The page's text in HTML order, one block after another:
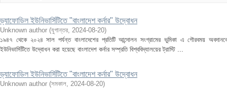
ড্যাফোডিল ইউনিভার্সিটিতে "বাংলাদেশ কর্নার" উদ্বোধন
Unknown author (যুগান্তর, 2024-08-20)
১৯৪৭ থেকে ২০২৪ সাল পর্যন্ত বাংলাদেশের প্রতিটি আন্দোলন সংগ্রামের ভুমিকা এ গৌরবময়
ইউনিভার্সিটিতে উদ্বোধন করা হয়েছে বাংলাদেশ কর্নার সম্প্রতি বিশ্ববিদ্যালয়ের ট্রাস্টি ...
ড্যাফোডিল ইউনিভার্সিটিতে "বাংলাদেশ কর্নার" উদ্বোধন
Unknown author (সমকাল, 2024-08-20)